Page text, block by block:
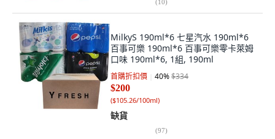
(10)
MilkyS 190ml*6 七星汽水 190ml*6
百事可樂 190ml*6 百事可樂零卡萊姆
口味 190ml*6, 1組, 190ml
首購折扣價 40%$334
$200
($105.26/100ml)
缺貨
(97)